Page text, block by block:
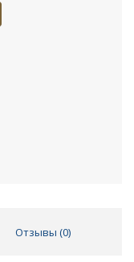
Отзывы (0)